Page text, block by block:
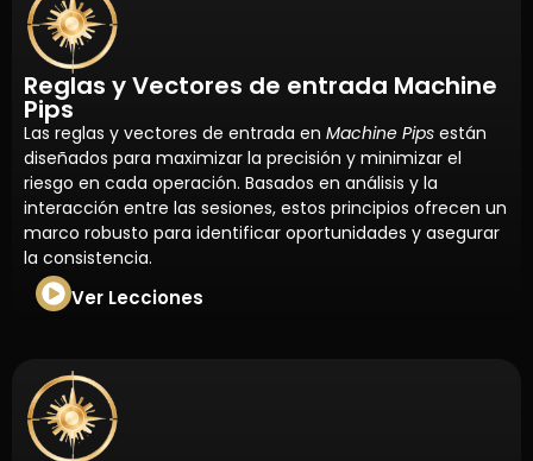
Reglas y Vectores de entrada Machine
Pips
Las reglas y vectores de entrada en Machine Pips están
diseñados para maximizar la precisión y minimizar el
riesgo en cada operación. Basados en análisis y la
interacción entre las sesiones, estos principios ofrecen un
marco robusto para identificar oportunidades y asegurar
la consistencia.
Ver Lecciones